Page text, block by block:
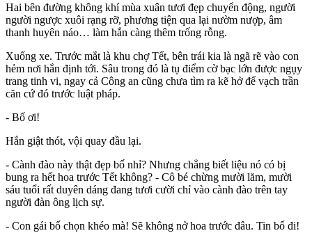
Hai bên đường không khí mùa xuân tươi đẹp chuyển động, người
người ngược xuôi rạng rỡ, phương tiện qua lại nườm nượp, âm
thanh huyên náo… làm hắn càng thêm trống rỗng.
Xuống xe. Trước mắt là khu chợ Tết, bên trái kia là ngã rẽ vào con
hẻm nơi hắn định tới. Sâu trong đó là tụ điểm cờ bạc lớn được ngụy
trang tinh vi, ngay cả Công an cũng chưa tìm ra kẽ hở để vạch trần
căn cứ đó trước luật pháp.
- Bố ơi!
Hắn giật thót, vội quay đầu lại.
- Cành đào này thật đẹp bố nhỉ? Nhưng chẳng biết liệu nó có bị
bung ra hết hoa trước Tết không? - Cô bé chừng mười lăm, mười
sáu tuổi rất duyên dáng đang tươi cười chỉ vào cành đào trên tay
người đàn ông lịch sự.
- Con gái bố chọn khéo mà! Sẽ không nở hoa trước đâu. Tin bố đi!